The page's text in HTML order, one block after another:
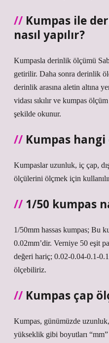
Kumpas ile
nasıl yapılır?
Kumpasla derinlik ölçümü
getirilir. Daha sonra derinlik
derinlik arasına aletin altına
vidası sıkılır ve kumpas
şekilde okunur.
Kumpas
Kumpaslar uzunluk, iç çap,
ölçülerini ölçmek için
1/50 kumpas
1/50mm hassas kumpas; Bu
0.02mm’dir. Verniye 50 eşit
değeri hariç; 0.02-0.04-0.1-
ölçebiliriz.
Kumpas çap
Kumpas, günümüzde
yükseklik gibi boyutları